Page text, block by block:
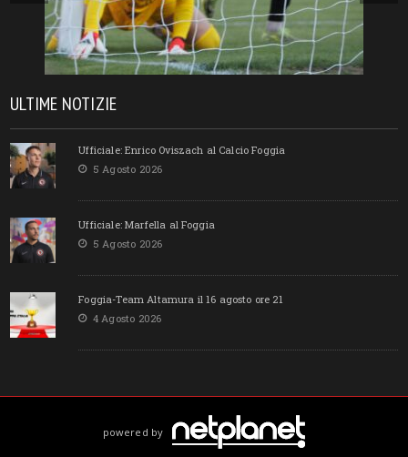
ULTIME NOTIZIE
Ufficiale: Enrico Oviszach al Calcio Foggia
5 Agosto 2026
Ufficiale: Marfella al Foggia
5 Agosto 2026
Foggia-Team Altamura il 16 agosto ore 21
4 Agosto 2026
powered by